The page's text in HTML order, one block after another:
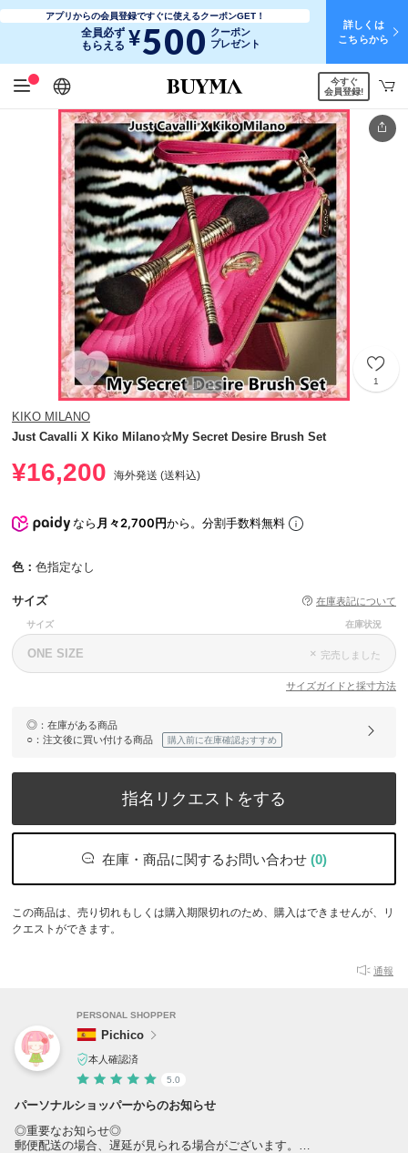
アプリからの会員登録ですぐに使えるクーポンGET！
全員必ず
もらえる ¥500 クーポン
プレゼント
詳しくは
こちらから
日本語
English
简体中文
繁體中文
今すぐ
会員登録!
1 / 11 1
KIKO MILANO
Just Cavalli X Kiko Milano☆My Secret Desire Brush Set
¥16,200 海外発送 (送料込)
なら月々2,700円から。分割手数料無料
色： 色指定なし
サイズ 在庫表記について
サイズ 在庫状況
ONE SIZE × 完売しました
サイズガイドと採寸方法
◎ ：在庫がある商品
○ ：注文後に買い付ける商品 購入前に在庫確認おすすめ
指名リクエストをする
在庫・商品に関するお問い合わせ (0)
この商品は、売り切れもしくは購入期限切れのため、購入はできませんが、リ
クエストができます。
通報
PERSONAL SHOPPER
Pichico
本人確認済
5.0
パーソナルショッパーからのお知らせ
◎重要なお知らせ◎
郵便配送の場合、遅延が見られる場合がございます。